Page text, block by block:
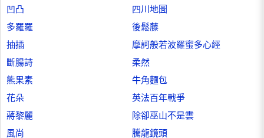
凹凸
四川地圖
多羅羅
後鬆藤
抽插
摩訶般若波羅蜜多心經
斷腸詩
柔然
熊果素
牛角麵包
花朵
英法百年戰爭
蔣黎麗
除卻巫山不是雲
風尚
騰龍鏡頭